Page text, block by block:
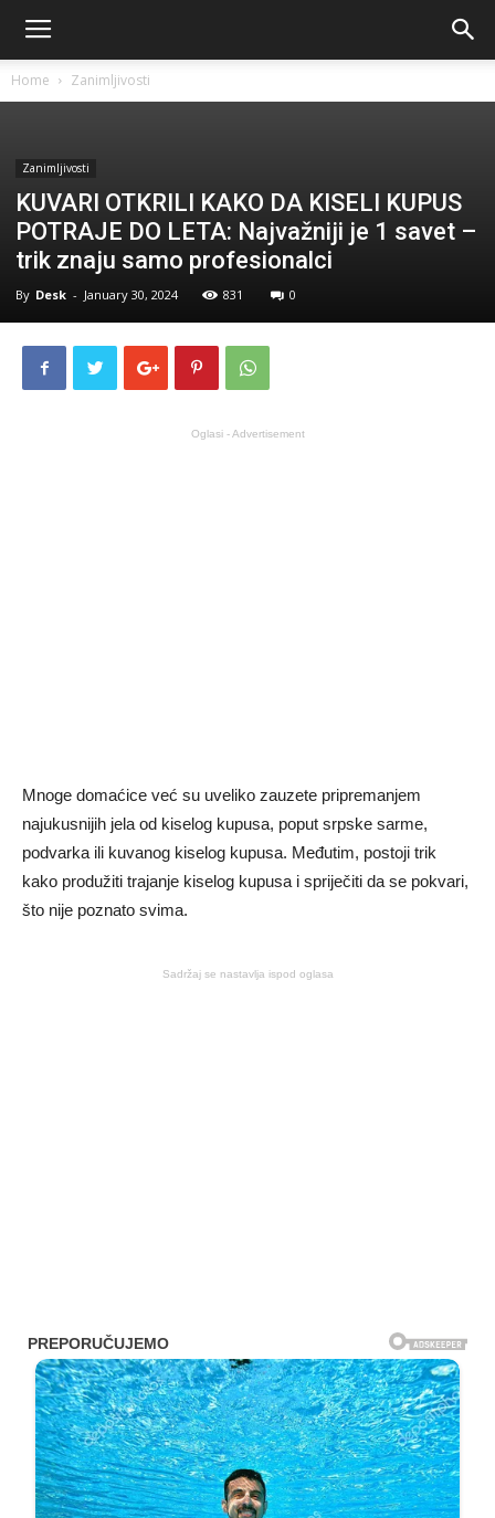
Home Zanimljivosti
Zanimljivosti
KUVARI OTKRILI KAKO DA KISELI KUPUS
POTRAJE DO LETA: Najvažniji je 1 savet –
trik znaju samo profesionalci
By Desk - January 30, 2024 831 0
Oglasi - Advertisement
Mnoge domaćice već su uveliko zauzete pripremanjem
najukusnijih jela od kiselog kupusa, poput srpske sarme,
podvarka ili kuvanog kiselog kupusa. Međutim, postoji trik
kako produžiti trajanje kiselog kupusa i spriječiti da se pokvari,
što nije poznato svima.
Sadržaj se nastavlja ispod oglasa